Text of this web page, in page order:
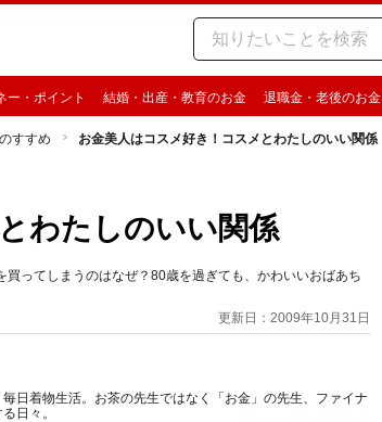
ー・ポイント 結婚・出産・教育のお金 退職金・老後のお金
すすめ お金美人はコスメ好き！コスメとわたしのいい関係
わたしのいい関係
ってしまうのはなぜ？80歳を過ぎても、かわいいおばあち
更新日：2009年10月31日
日着物生活。お茶の先生ではなく「お金」の先生、ファイナ
日々。